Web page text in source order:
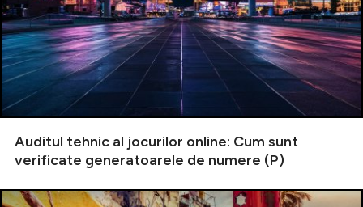
Auditul tehnic al jocurilor online: Cum sunt
verificate generatoarele de numere (P)